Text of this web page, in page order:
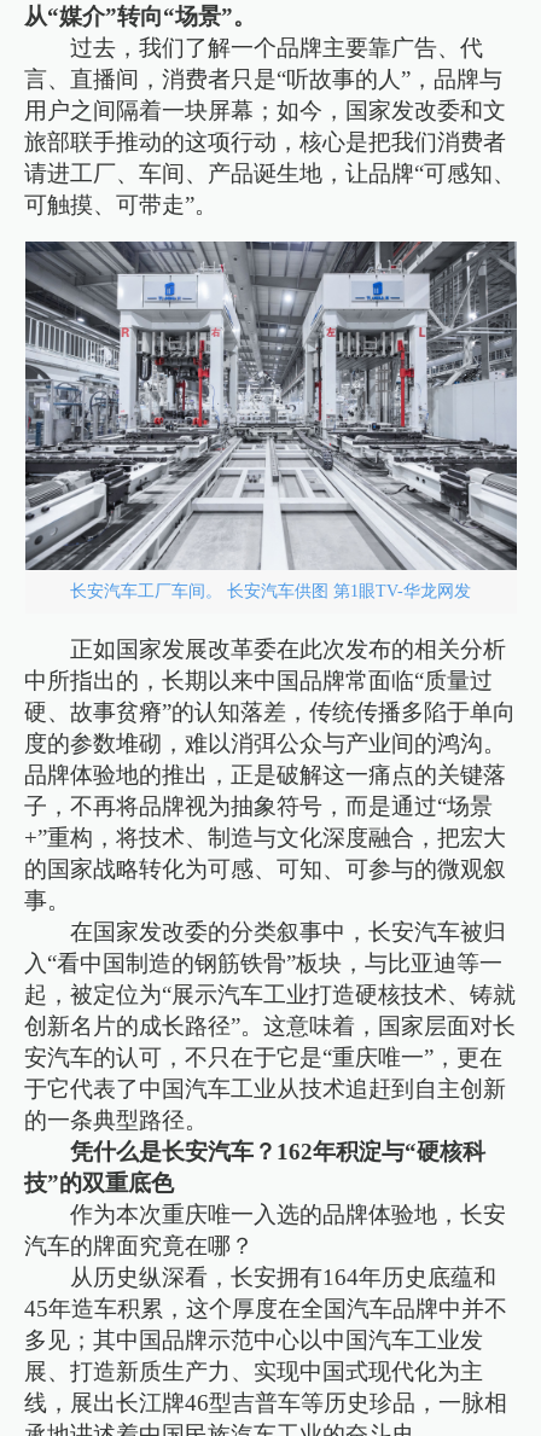
从“媒介”转向“场景”。
过去，我们了解一个品牌主要靠广告、代
言、直播间，消费者只是“听故事的人”，品牌与
用户之间隔着一块屏幕；如今，国家发改委和文
旅部联手推动的这项行动，核心是把我们消费者
请进工厂、车间、产品诞生地，让品牌“可感知、
可触摸、可带走”。
长安汽车工厂车间。 长安汽车供图 第1眼TV-华龙网发
正如国家发展改革委在此次发布的相关分析
中所指出的，长期以来中国品牌常面临“质量过
硬、故事贫瘠”的认知落差，传统传播多陷于单向
度的参数堆砌，难以消弭公众与产业间的鸿沟。
品牌体验地的推出，正是破解这一痛点的关键落
子，不再将品牌视为抽象符号，而是通过“场景
+”重构，将技术、制造与文化深度融合，把宏大
的国家战略转化为可感、可知、可参与的微观叙
事。
在国家发改委的分类叙事中，长安汽车被归
入“看中国制造的钢筋铁骨”板块，与比亚迪等一
起，被定位为“展示汽车工业打造硬核技术、铸就
创新名片的成长路径”。这意味着，国家层面对长
安汽车的认可，不只在于它是“重庆唯一”，更在
于它代表了中国汽车工业从技术追赶到自主创新
的一条典型路径。
凭什么是长安汽车？162年积淀与“硬核科
技”的双重底色
作为本次重庆唯一入选的品牌体验地，长安
汽车的牌面究竟在哪？
从历史纵深看，长安拥有164年历史底蕴和
45年造车积累，这个厚度在全国汽车品牌中并不
多见；其中国品牌示范中心以中国汽车工业发
展、打造新质生产力、实现中国式现代化为主
线，展出长江牌46型吉普车等历史珍品，一脉相